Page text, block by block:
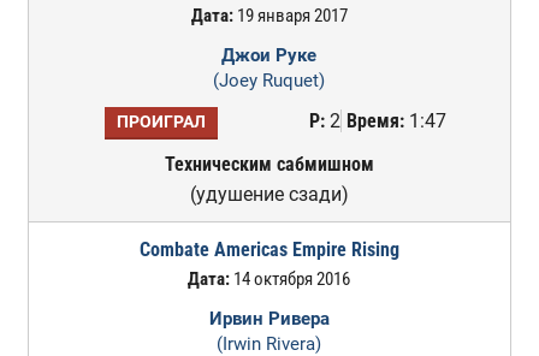
Дата:19 января 2017
Джои Руке
(Joey Ruquet)
ПРОИГРАЛ Р:2 Время:1:47
Техническим сабмишном
(удушение сзади)
Combate Americas Empire Rising
Дата: 14 октября 2016
Ирвин Ривера
(Irwin Rivera)